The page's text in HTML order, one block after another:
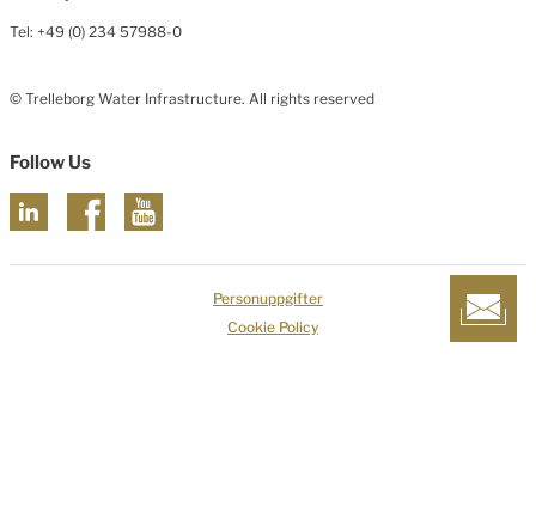
Tel: +49 (0) 234 57988-0
© Trelleborg Water Infrastructure. All rights reserved
Follow Us
Personuppgifter
Cookie Policy